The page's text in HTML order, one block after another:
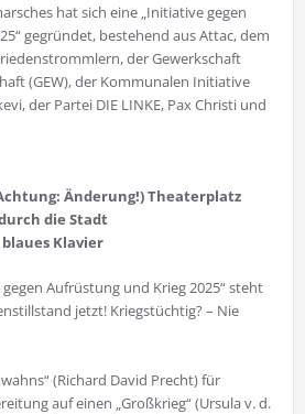
hat sich eine „Initiative gegen
gegründet, bestehend aus Attac, dem
der Gewerkschaft
(GEW), der Kommunalen Initiative
der Partei DIE LINKE, Pax Christi und
Änderung!) Theaterplatz
die Stadt
Klavier
Aufrüstung und Krieg 2025“ steht
jetzt! Kriegstüchtig? – Nie
(Richard David Precht) für
auf einen „Großkrieg“ (Ursula v. d.